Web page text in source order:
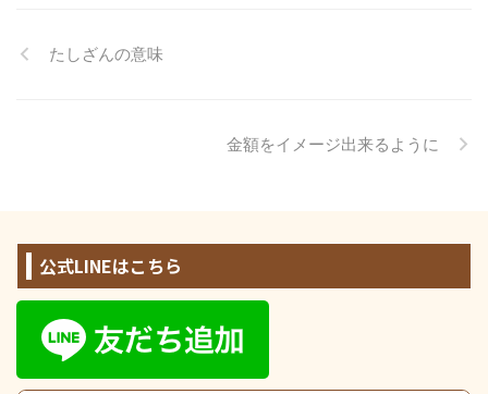
たしざんの意味
金額をイメージ出来るように
公式LINEはこちら